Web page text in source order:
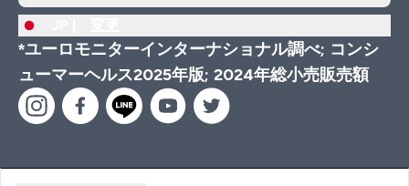
*ユーロモニターインターナショナル調べ; コンシ
ューマーヘルス2025年版; 2024年総小売販売額